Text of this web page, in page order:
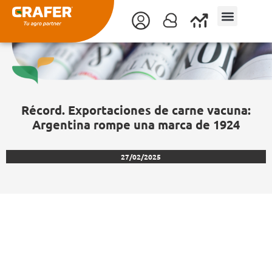
contenido
Récord. Exportaciones de carne vacuna:
Argentina rompe una marca de 1924
27/02/2025